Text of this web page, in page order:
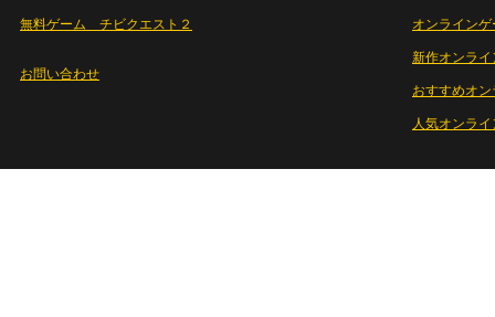
無料ゲーム チビクエスト２
お問い合わせ
オンライン
新作オンライ
おすすめオ
人気オンラ